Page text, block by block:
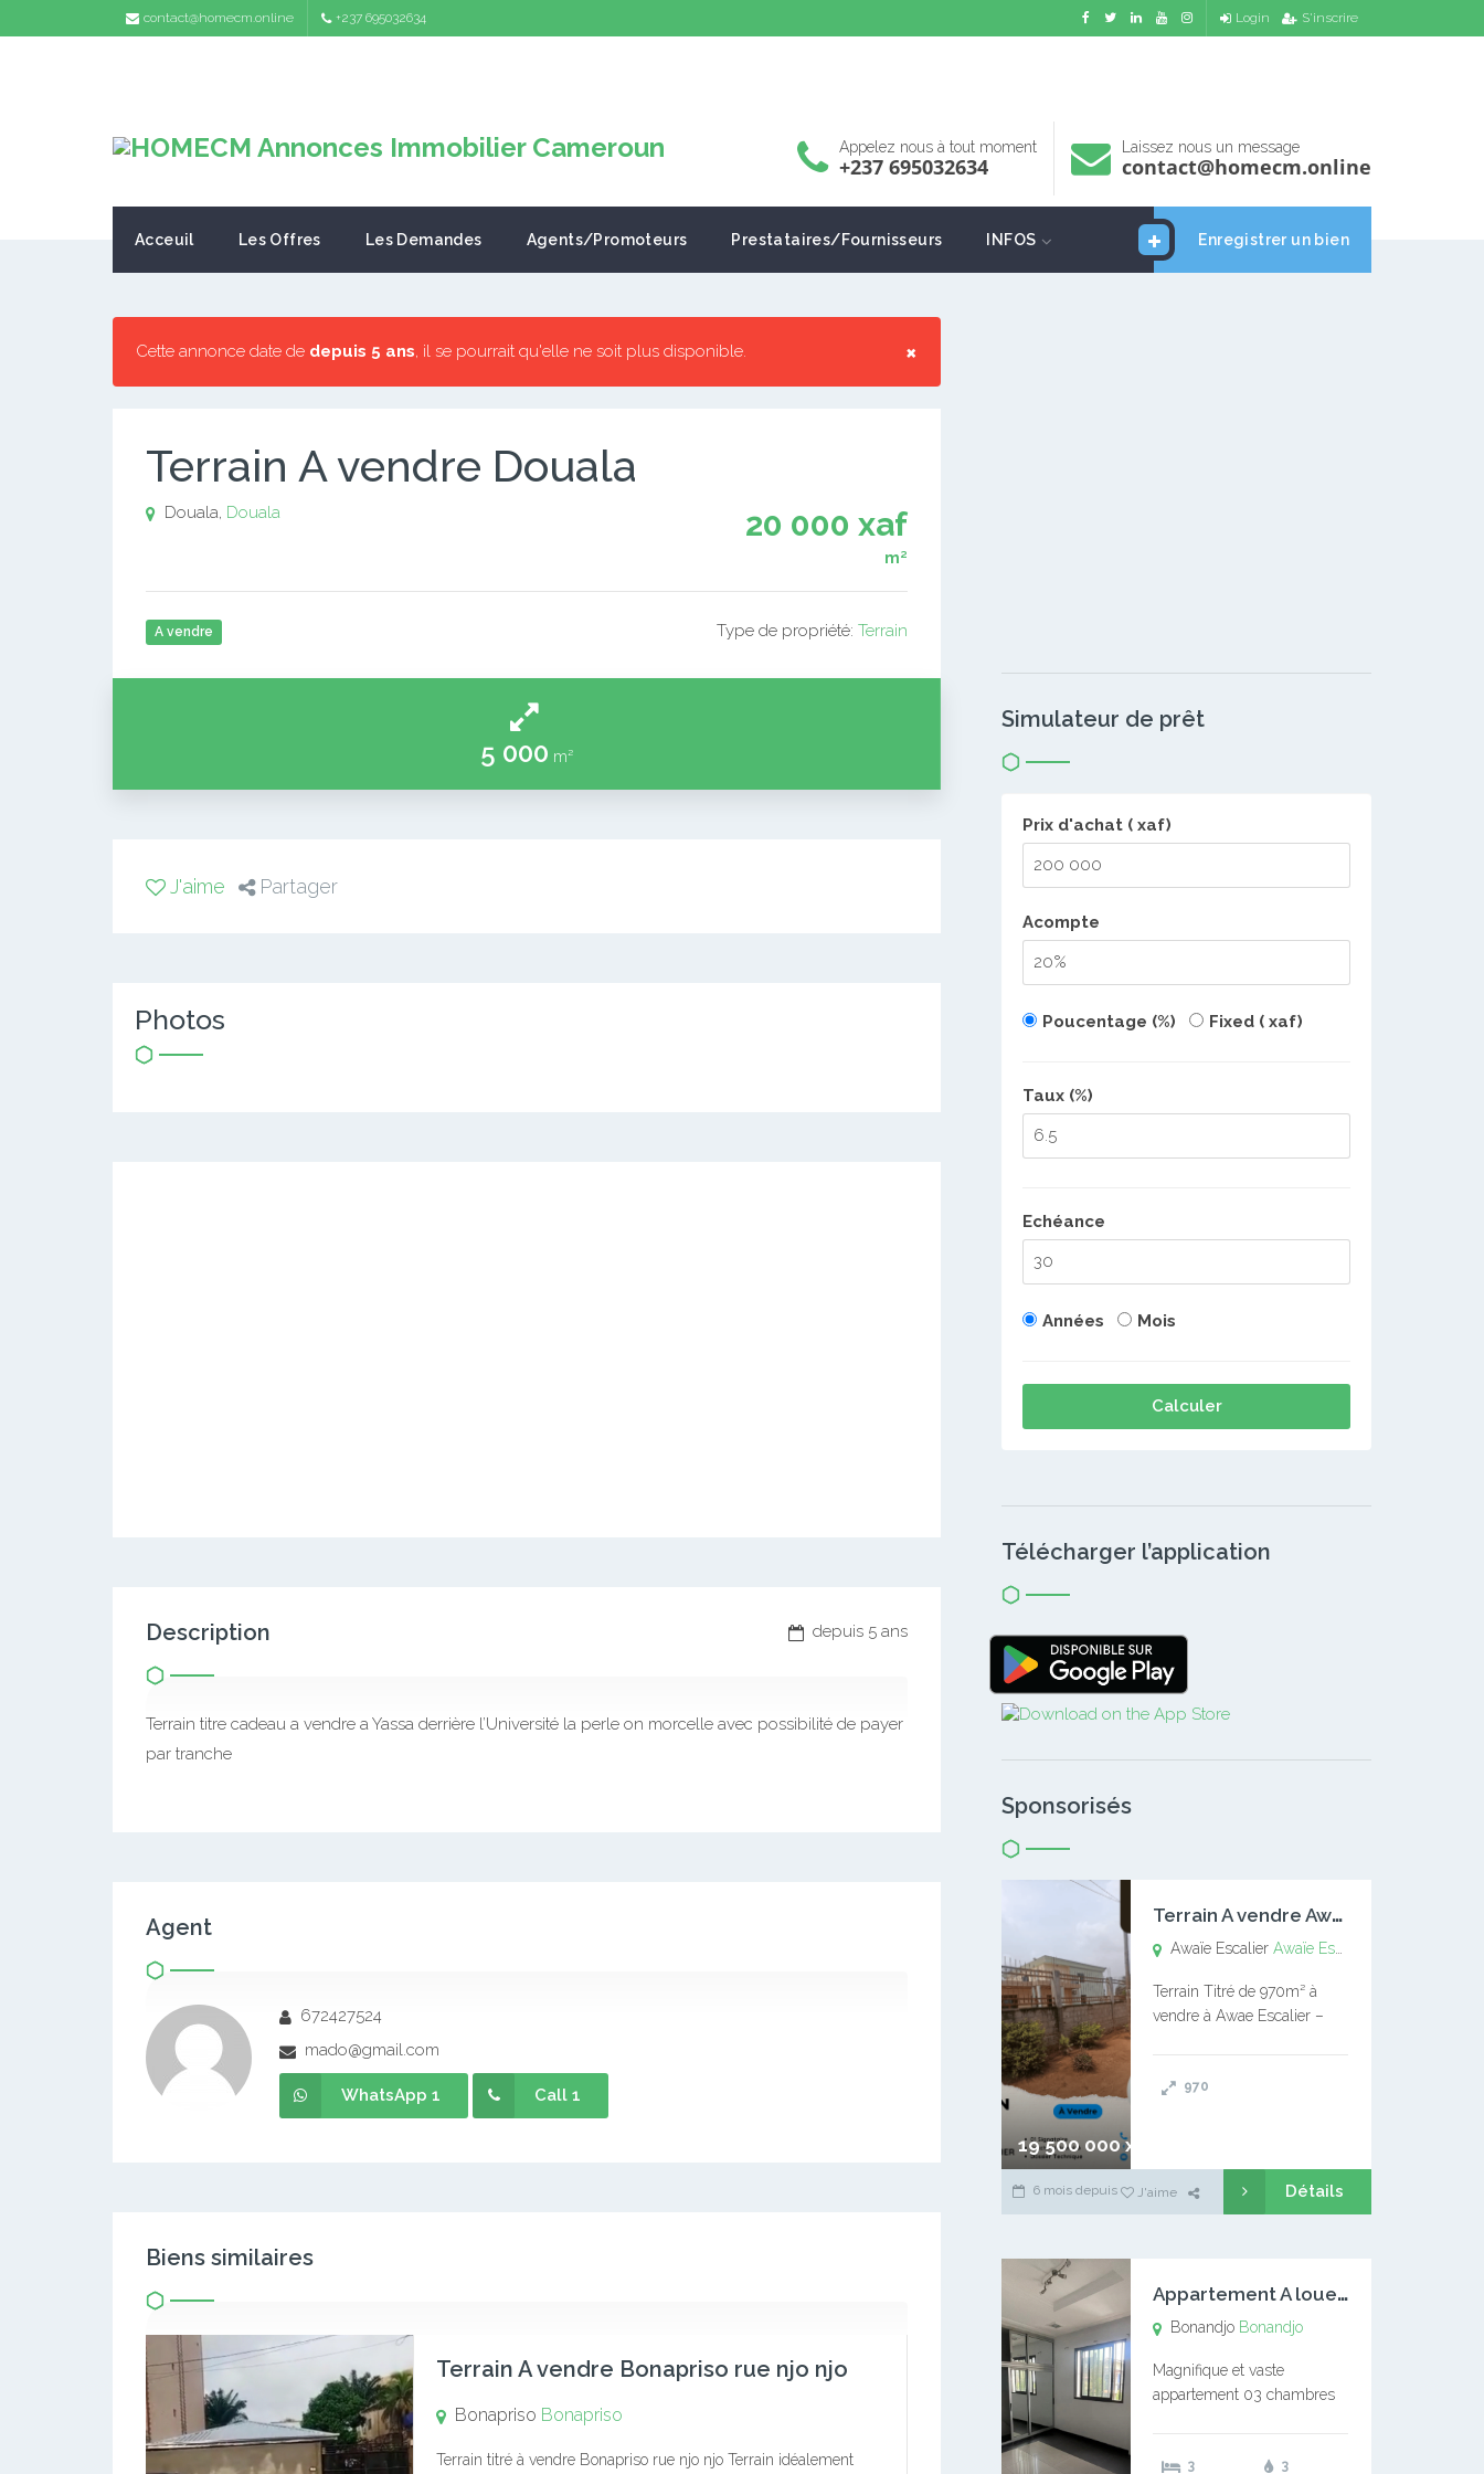
contact@homecm.online +237 695032634 Login S'inscrire
Appelez nous à tout moment
+237 695032634
Laissez nous un message
contact@homecm.online
Enregistrer un bien
Acceuil Les Offres Les Demandes Agents/Promoteurs Prestataires/Fournisseurs INFOS
×
Cette annonce date de depuis 5 ans, il se pourrait qu'elle ne soit plus disponible.
Terrain A vendre Douala
20 000 xaf
m²
Douala, Douala
A vendre Type de propriété: Terrain
5 000 m²
J'aime Partager
Photos
depuis 5 ans
Description
Terrain titre cadeau a vendre a Yassa derrière l’Université la perle on morcelle avec possibilité de payer
par tranche
Agent
672427524
mado@gmail.com
WhatsApp 1 Call 1
Biens similaires
Terrain A vendre Bonapriso rue njo njo
Bonapriso Bonapriso
Terrain titré à vendre Bonapriso rue njo njo Terrain idéalement
Simulateur de prêt
Prix d'achat ( xaf)
Acompte
Poucentage (%) Fixed ( xaf)
Taux (%)
Echéance
Années Mois
Calculer
Télécharger l’application
Sponsorisés
19 500 000 xaf
T
errain A vendre Awaïe Escalier
Awaïe EscalierAwaïe Escalier
Terrain Titré de 970m² à
vendre à Awae Escalier –
l’Université Catholique –
970
6 mois depuis J'aime Détails
A
ppartement A louer Bonandjo
Bonandjo Bonandjo
Magnifique et vaste
appartement 03 chambres
douches 01 vaste salon 01
3
3